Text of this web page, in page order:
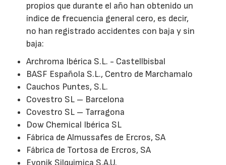
propios que durante el año han obtenido un
índice de frecuencia general cero, es decir,
no han registrado accidentes con baja y sin
baja:
Archroma Ibérica S.L. - Castellbisbal
BASF Española S.L., Centro de Marchamalo
Cauchos Puntes, S.L.
Covestro SL – Barcelona
Covestro SL – Tarragona
Dow Chemical Ibérica SL
Fábrica de Almussafes de Ercros, SA
Fábrica de Tortosa de Ercros, SA
Evonik Silquimica S.A.U.